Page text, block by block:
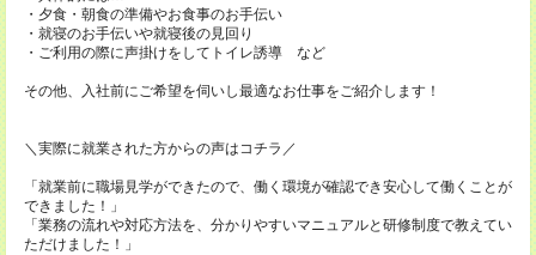
・夕食・朝食の準備やお食事のお手伝い
・就寝のお手伝いや就寝後の見回り
・ご利用の際に声掛けをしてトイレ誘導 など
その他、入社前にご希望を伺いし最適なお仕事をご紹介します！
＼実際に就業された方からの声はコチラ／
「就業前に職場見学ができたので、働く環境が確認でき安心して働くことが
できました！」
「業務の流れや対応方法を、分かりやすいマニュアルと研修制度で教えてい
ただけました！」